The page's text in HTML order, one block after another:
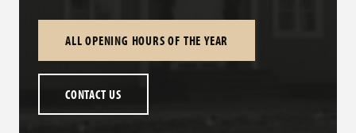
ALL OPENING HOURS OF THE YEAR
CONTACT US